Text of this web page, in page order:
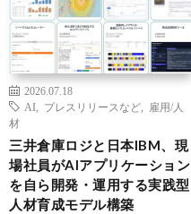
2026.07.18
AI
プレスリリースなど
雇用/人
材
三井倉庫ロジと日本IBM、現
場社員がAIアプリケーション
を自ら開発・運用する実践型
人材育成モデル構築